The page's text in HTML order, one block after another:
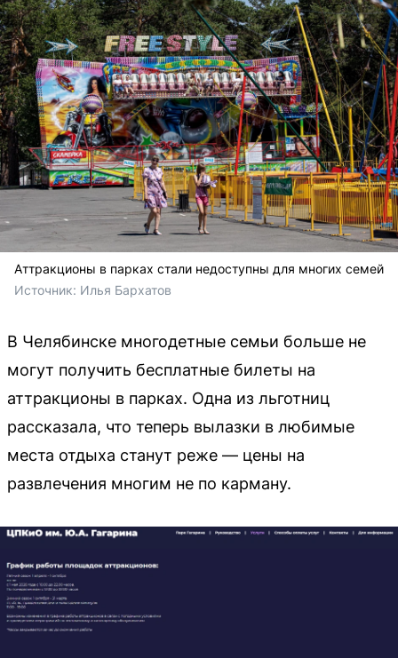
Аттракционы в парках стали недоступны для многих семей
Источник: Илья Бархатов
В Челябинске многодетные семьи больше не
могут получить бесплатные билеты на
аттракционы в парках. Одна из льготниц
рассказала, что теперь вылазки в любимые
места отдыха станут реже — цены на
развлечения многим не по карману.